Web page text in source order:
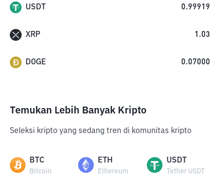
USDT 0.99919
XRP 1.03
DOGE 0.07000
Temukan Lebih Banyak Kripto
Seleksi kripto yang sedang tren di komunitas kripto
BTC
Bitcoin
ETH
Ethereum
USDT
Tether USDT